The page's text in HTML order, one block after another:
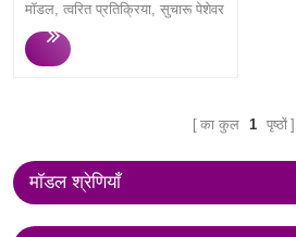
मॉडल, त्वरित प्रतिक्रिया, सुचारू पेशेवर
संचार, त्वरित उत्पादन और उच्च गुणवत्ता
वाले मॉडल को अनुकूलित करते हैं जो
का कुल 1 पृष्ठों
मॉडल श्रेणियाँ